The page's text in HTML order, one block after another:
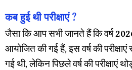
कब हुई थी परीक्षाएं ?
जैसा कि आप सभी जानते हैं कि वर्ष
आयोजित की गई हैं, इस वर्ष की
गई थी, लेकिन पिछले वर्ष की परीक्षाएं